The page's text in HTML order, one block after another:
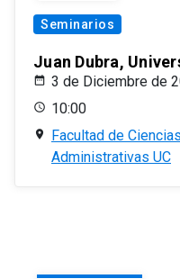
Seminarios
Juan Dubra,
3 de Diciembre de
10:00
Facultad de
Administrativas UC